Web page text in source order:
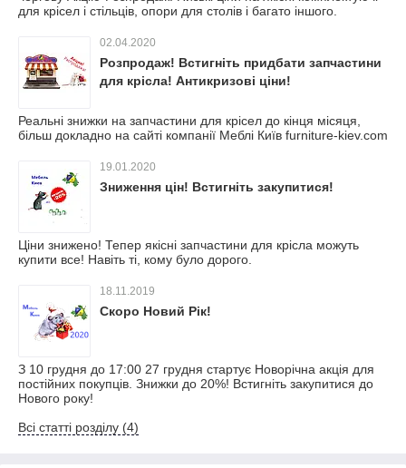
для крісел і стільців, опори для столів і багато іншого.
02.04.2020
Розпродаж! Встигніть придбати запчастини
для крісла! Антикризові ціни!
Реальні знижки на запчастини для крісел до кінця місяця,
більш докладно на сайті компанії Меблі Київ furniture-kiev.com
19.01.2020
Зниження цін! Встигніть закупитися!
Ціни знижено! Тепер якісні запчастини для крісла можуть
купити все! Навіть ті, кому було дорого.
18.11.2019
Скоро Новий Рік!
З 10 грудня до 17:00 27 грудня стартує Новорічна акція для
постійних покупців. Знижки до 20%! Встигніть закупитися до
Нового року!
Всі статті розділу (4)